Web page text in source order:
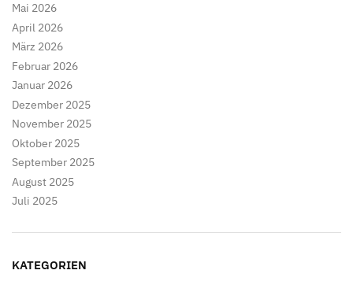
Mai 2026
April 2026
März 2026
Februar 2026
Januar 2026
Dezember 2025
November 2025
Oktober 2025
September 2025
August 2025
Juli 2025
KATEGORIEN